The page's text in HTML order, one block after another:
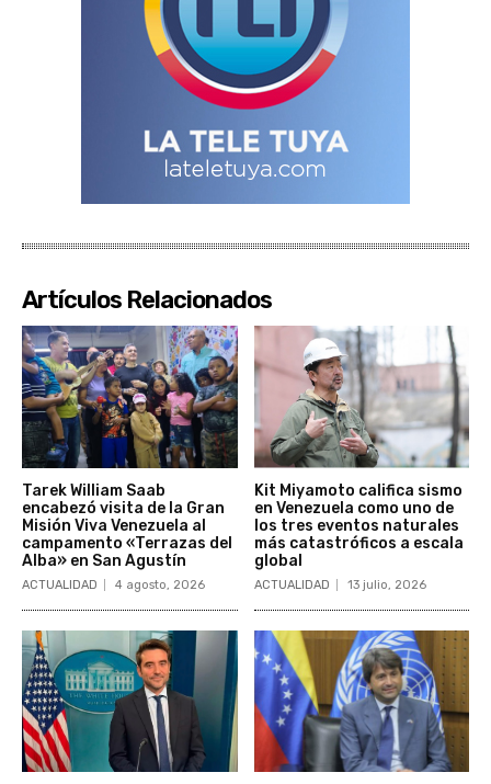
Artículos Relacionados
Tarek William Saab
encabezó visita de la Gran
Misión Viva Venezuela al
campamento «Terrazas del
Alba» en San Agustín
ACTUALIDAD 4 agosto, 2026
Kit Miyamoto califica sismo
en Venezuela como uno de
los tres eventos naturales
más catastróficos a escala
global
ACTUALIDAD 13 julio, 2026